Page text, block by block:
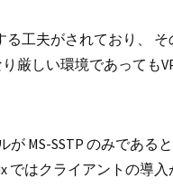
工夫がされており、
厳しい環境であっても
MS-SSTP のみである
ではクライアントの導